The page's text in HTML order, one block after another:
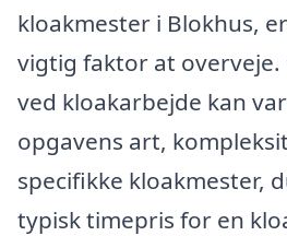
kloakmester i Blokhus,
vigtig faktor at
ved kloakarbejde kan
opgavens art,
specifikke kloakmester,
typisk timepris for en